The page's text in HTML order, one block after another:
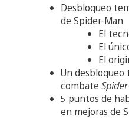
Desbloqueo
de Spider-Man
El
El
El
Un
combate
5 puntos de
en mejoras de